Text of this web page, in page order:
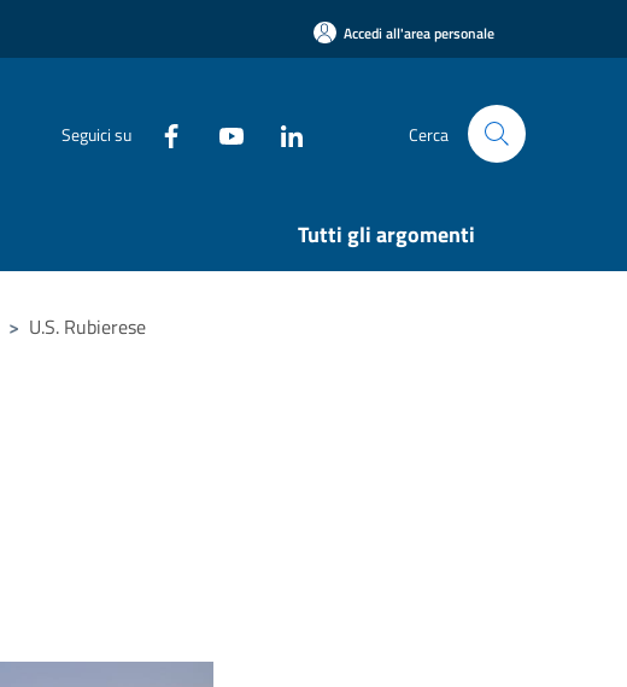
Accedi all'area personale
Seguici su Cerca
Tutti gli argomenti
> U.S. Rubierese